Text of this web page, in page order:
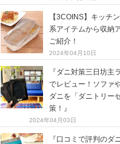
【3COINS】キッチ
系アイテムから収納
ご紹介！
2024年04月10日
『ダニ対策三日坊主
でレビュー！ソファ
ダニを「ダニトリー
策！』
2024年04月03日
『口コミで評判のダ